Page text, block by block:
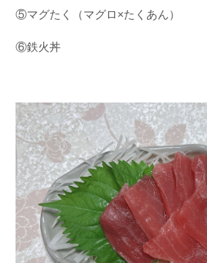
⑤マグたく（マグロ×たくあん）
⑥鉄火丼